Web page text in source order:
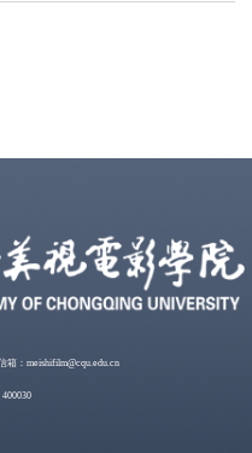
箱：meishifilm@cqu.edu.cn